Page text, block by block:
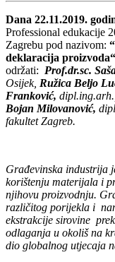
Dana 22.11.2019.
Professional edukacije
Zagrebu pod nazivom: “
deklaracija proizvoda
održati: Prof.dr.sc.
Osijek, Ružica Beljo
Franković,
Bojan Milovanović,
fakultet Zagreb.
Građevinska industrija
korištenju materijala i
njihovu proizvodnju.
različitog porijekla i
ekstrakcije sirovine
odlaganja u okoliš na
dio globalnog utjecaja